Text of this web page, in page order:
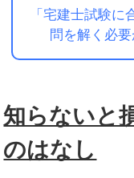
「宅建士試験
問を解く必
知らないと
のはなし